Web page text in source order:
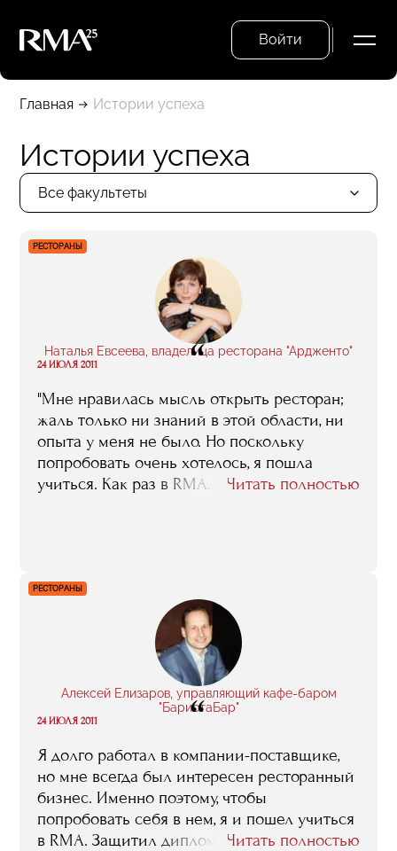
Войти
Главная Истории успеха
Истории успеха
Все факультеты
РЕСТОРАНЫ
Наталья Евсеева, владелица ресторана "Ардженто"
“
24 ИЮЛЯ 2011
"Мне нравилась мысль открыть ресторан;
жаль только ни знаний в этой области, ни
опыта у меня не было. Но поскольку
попробовать очень хотелось, я пошла
учиться. Как раз в RMA. До того я была
профильные знания, те, без которых не
обойтись именно ресторатору, мне дала
Читать полностью
РЕСТОРАНЫ
Алексей Елизаров, управляющий кафе-баром
"БаристаБар"
“
24 ИЮЛЯ 2011
Я долго работал в компании-поставщике,
но мне всегда был интересен ресторанный
бизнес. Именно поэтому, чтобы
попробовать себя в нем, я и пошел учиться
в RMA. Защитил диплом по концепции
Читать полностью